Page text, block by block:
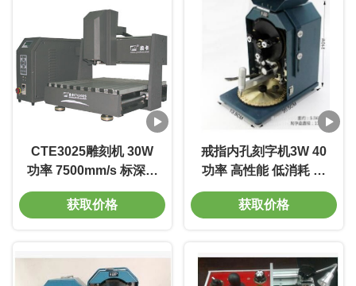
CTE3025雕刻机 30W
功率 7500mm/s 标深刻
度0.01-0.5mm 电压
220V 寿命长 模板D
获取价格
戒指内孔刻字机3W 40
功率 高性能 低消耗 环
保
获取价格